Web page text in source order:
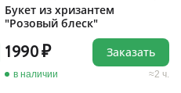
Букет из хризантем
"Розовый блеск"
1990
в наличии 2 ч.
Заказать